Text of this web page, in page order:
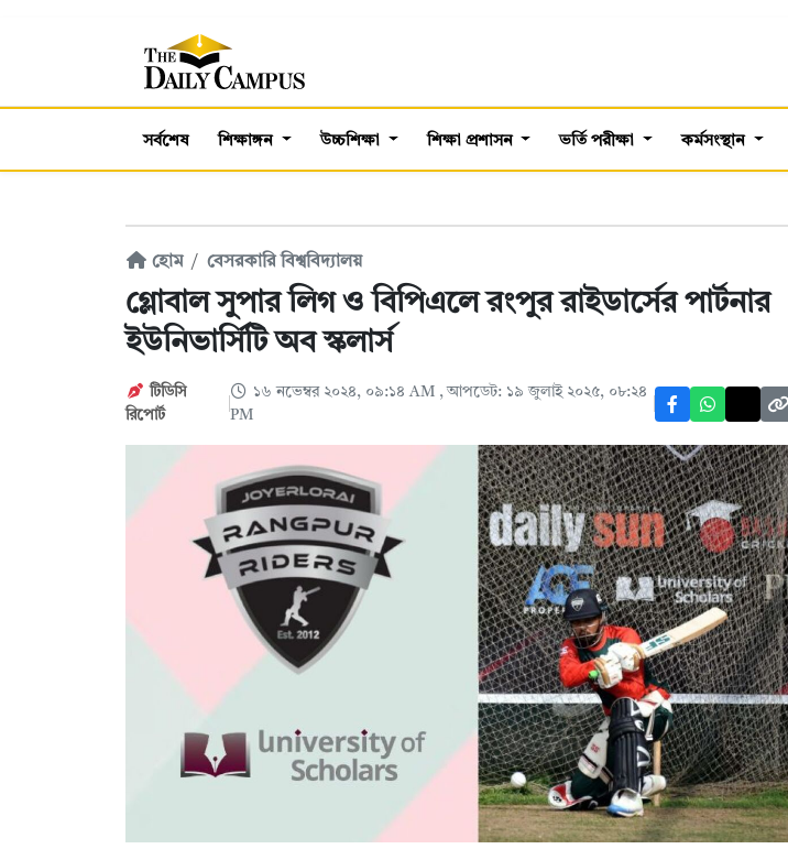
সর্বশেষ শিক্ষাঙ্গন উচ্চশিক্ষা শিক্ষা প্রশাসন ভর্তি পরীক্ষা কর্মসংস্থান
হোম বেসরকারি বিশ্ববিদ্যালয়
গ্লোবাল সুপার লিগ ও বিপিএলে রংপুর রাইডার্সের পার্টনার
ইউনিভার্সিটি অব স্কলার্স
টিডিসি
রিপোর্ট
১৬ নভেম্বর ২০২৪, ০৯:১৪ AM , আপডেট: ১৯ জুলাই ২০২৫, ০৮:২৪
PM